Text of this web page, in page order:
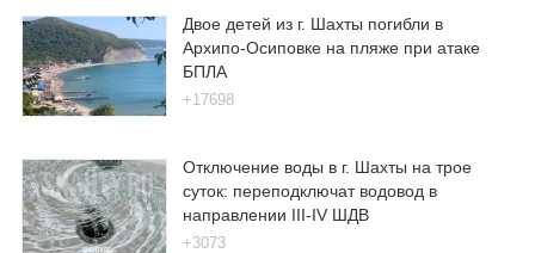
Двое детей из г. Шахты погибли в
Архипо-Осиповке на пляже при атаке
БПЛА
+17698
Отключение воды в г. Шахты на трое
суток: переподключат водовод в
направлении III-IV ШДВ
+3073